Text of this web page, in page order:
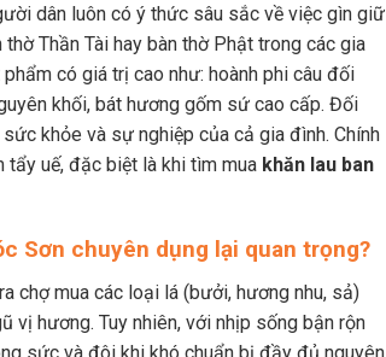
dân luôn có ý thức sâu sắc về việc gìn giữ
Thần Tài hay bàn thờ Phật trong các gia
có giá trị cao như: hoành phi câu đối
khối, bát hương gốm sứ cao cấp. Đối
khỏe và sự nghiệp của cả gia đình. Chính
tẩy uế, đặc biệt là khi tìm mua khăn lau ban
Sơn chuyên dụng lại quan trọng?
chợ mua các loại lá (bưởi, hương nhu, sả)
vị hương. Tuy nhiên, với nhịp sống bận rộn